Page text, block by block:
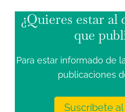
¿Quieres estar al
que
Para estar informado de
publicaciones
Suscríbete